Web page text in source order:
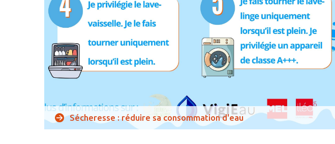
Sécheresse : réduire sa consommation d'eau